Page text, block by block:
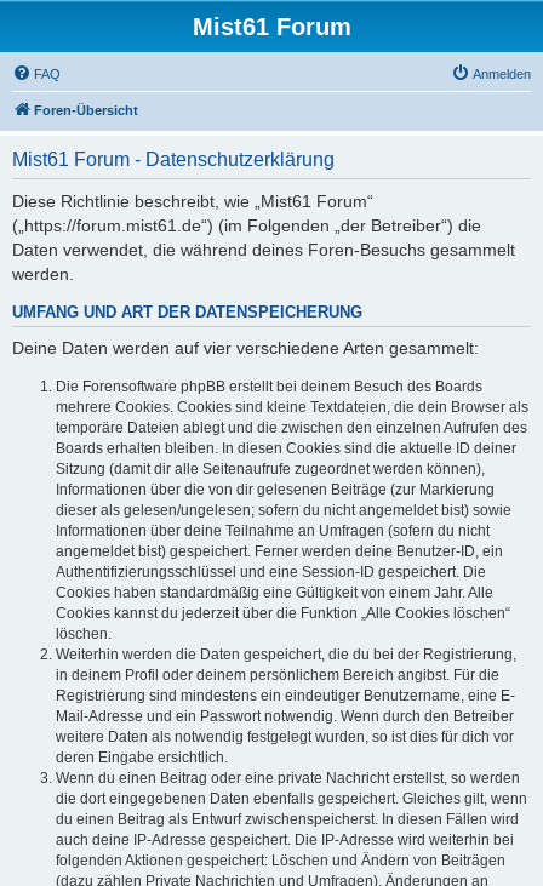
Mist61 Forum
FAQ Anmelden
Foren-Übersicht
Mist61 Forum - Datenschutzerklärung
Diese Richtlinie beschreibt, wie „Mist61 Forum“
(„https://forum.mist61.de“) (im Folgenden „der Betreiber“) die
Daten verwendet, die während deines Foren-Besuchs gesammelt
werden.
UMFANG UND ART DER DATENSPEICHERUNG
Deine Daten werden auf vier verschiedene Arten gesammelt:
Die Forensoftware phpBB erstellt bei deinem Besuch des Boards
mehrere Cookies. Cookies sind kleine Textdateien, die dein Browser als
temporäre Dateien ablegt und die zwischen den einzelnen Aufrufen des
Boards erhalten bleiben. In diesen Cookies sind die aktuelle ID deiner
Sitzung (damit dir alle Seitenaufrufe zugeordnet werden können),
Informationen über die von dir gelesenen Beiträge (zur Markierung
dieser als gelesen/ungelesen; sofern du nicht angemeldet bist) sowie
Informationen über deine Teilnahme an Umfragen (sofern du nicht
angemeldet bist) gespeichert. Ferner werden deine Benutzer-ID, ein
Authentifizierungsschlüssel und eine Session-ID gespeichert. Die
Cookies haben standardmäßig eine Gültigkeit von einem Jahr. Alle
Cookies kannst du jederzeit über die Funktion „Alle Cookies löschen“
löschen.
Weiterhin werden die Daten gespeichert, die du bei der Registrierung,
in deinem Profil oder deinem persönlichem Bereich angibst. Für die
Registrierung sind mindestens ein eindeutiger Benutzername, eine E-
Mail-Adresse und ein Passwort notwendig. Wenn durch den Betreiber
weitere Daten als notwendig festgelegt wurden, so ist dies für dich vor
deren Eingabe ersichtlich.
Wenn du einen Beitrag oder eine private Nachricht erstellst, so werden
die dort eingegebenen Daten ebenfalls gespeichert. Gleiches gilt, wenn
du einen Beitrag als Entwurf zwischenspeicherst. In diesen Fällen wird
auch deine IP-Adresse gespeichert. Die IP-Adresse wird weiterhin bei
folgenden Aktionen gespeichert: Löschen und Ändern von Beiträgen
(dazu zählen Private Nachrichten und Umfragen), Änderungen an